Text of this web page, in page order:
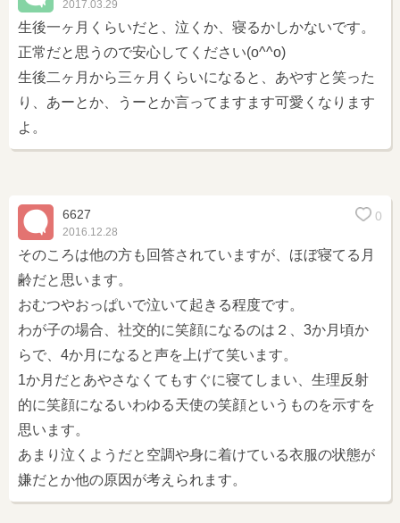
2017.03.29
生後一ヶ月くらいだと、泣くか、寝るかしかないです。
正常だと思うので安心してください(o^^o)
生後二ヶ月から三ヶ月くらいになると、あやすと笑った
り、あーとか、うーとか言ってますます可愛くなります
よ。
6627
2016.12.28
0
そのころは他の方も回答されていますが、ほぼ寝てる月
齢だと思います。
おむつやおっぱいで泣いて起きる程度です。
わが子の場合、社交的に笑顔になるのは２、3か月頃か
らで、4か月になると声を上げて笑います。
1か月だとあやさなくてもすぐに寝てしまい、生理反射
的に笑顔になるいわゆる天使の笑顔というものを示すを
思います。
あまり泣くようだと空調や身に着けている衣服の状態が
嫌だとか他の原因が考えられます。